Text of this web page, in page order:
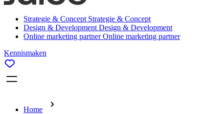
Strategie & Concept Strategie & Concept
Design & Development Design & Development
Online marketing partnerOnline marketing partner
Kennismaken
Home